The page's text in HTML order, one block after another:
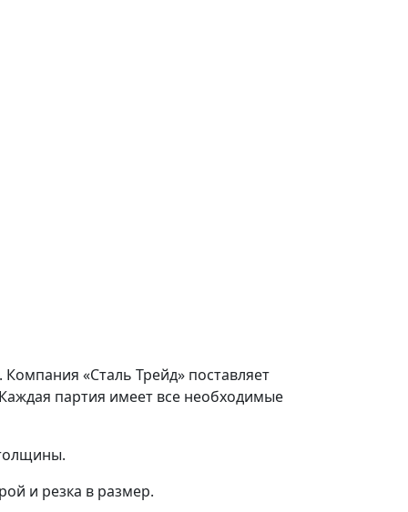
«Сталь Трейд» поставляет
партия имеет все необходимые
и резка в размер.